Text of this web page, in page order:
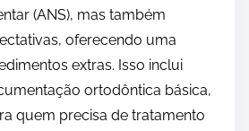
(ANS), mas também
oferecendo uma
extras. Isso inclui
ortodôntica básica,
quem precisa de tratamento